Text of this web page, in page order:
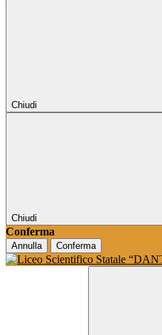
Chiudi
Chiudi
Conferma
Annulla Conferma